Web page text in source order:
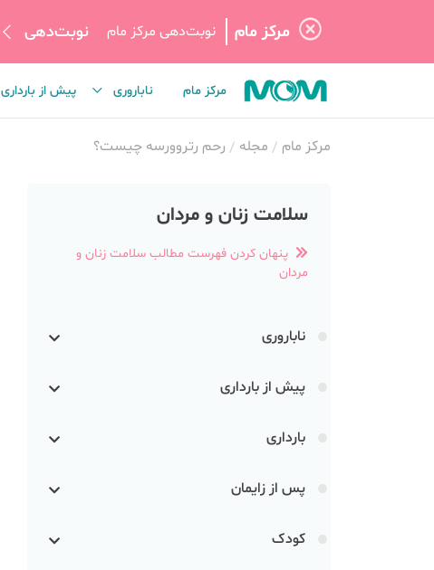
مرکز مام نوبت‌دهی مرکز مام نوبت‌دهی
مرکز مام ناباروری پیش از بارداری
مرکز مام مجله رحم رتروورسه چیست؟
سلامت زنان و مردان
پنهان کردن فهرست مطالب سلامت زنان و
مردان
ناباروری
پیش از بارداری
بارداری
پس از زایمان
کودک